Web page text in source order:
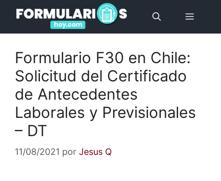
contenido
Menú
Formulario F30 en Chile:
Solicitud del Certificado
de Antecedentes
Laborales y Previsionales
– DT
11/08/2021 por Jesus Q